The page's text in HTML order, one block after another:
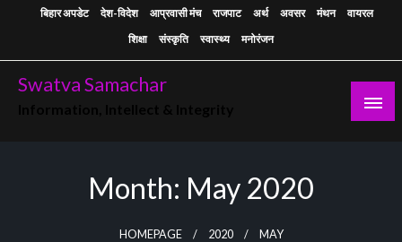
बिहार अपडेट देश-विदेश आप्रवासी मंच राजपाट अर्थ अवसर मंथन
वायरल
शिक्षा
संस्कृति स्वास्थ्य मनोरंजन
Swatva Samachar
Month: May 2020
HOMEPAGE 2020 MAY